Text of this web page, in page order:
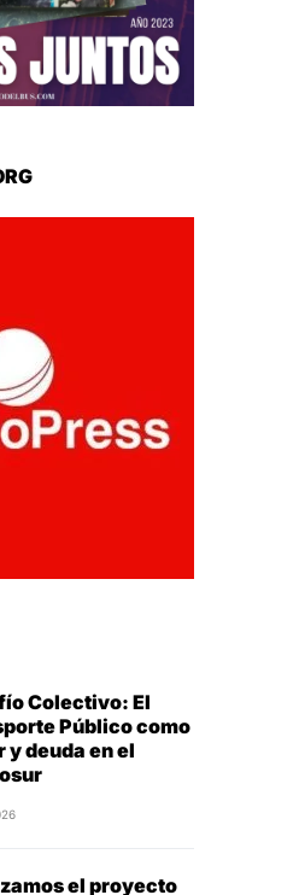
Colectivo: El
Público como
y deuda en el
el proyecto